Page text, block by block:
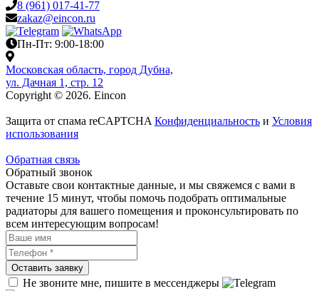
8 (961) 017-41-77
zakaz@eincon.ru
Пн-Пт: 9:00-18:00
Московская область, город Дубна,
ул. Дачная 1, стр. 12
Copyright © 2026. Eincon
Защита от спама reCAPTCHAКонфиденциальность и Условия
использования
Обратная связь
Обратный звонок
Оставьте свои контактные данные, и мы свяжемся с вами в
течение 15 минут, чтобы помочь подобрать оптимальные
радиаторы для вашего помещения и проконсультировать по
всем интересующим вопросам!
Не звоните мне, пишите в мессенджеры